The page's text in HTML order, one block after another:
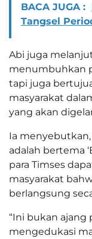
BACA JUGA :
Tangsel
Abi juga
menumbuhkan
tapi juga
masyarakat
yang akan
Ia
adalah bertema
para Timses
masyarakat
berlangsung
“Ini bukan ajang
mengedukasi